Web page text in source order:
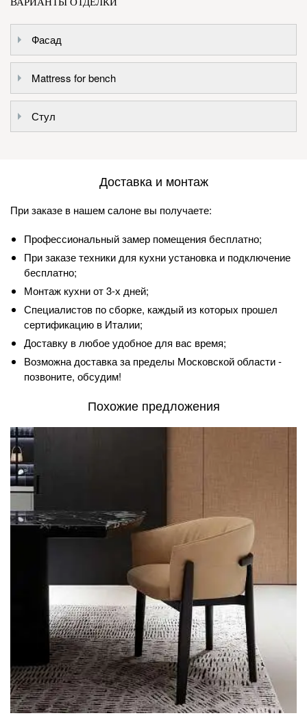
ВАРИАНТЫ ОТДЕЛКИ
Фасад
Mattress for bench
Стул
Доставка и монтаж
При заказе в нашем салоне вы получаете:
Профессиональный замер помещения бесплатно;
При заказе техники для кухни установка и подключение
бесплатно;
Монтаж кухни от 3-х дней;
Специалистов по сборке, каждый из которых прошел
сертификацию в Италии;
Доставку в любое удобное для вас время;
Возможна доставка за пределы Московской области -
позвоните, обсудим!
Похожие предложения